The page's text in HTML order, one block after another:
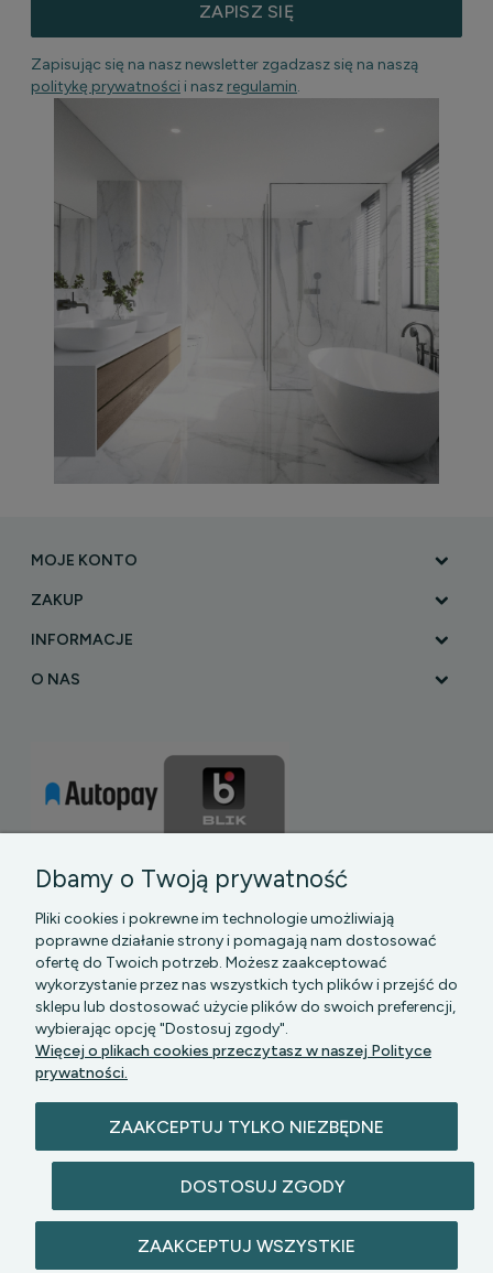
ZAPISZ SIĘ
Zapisując się na nasz newsletter zgadzasz się na naszą
politykę prywatności i nasz regulamin.
MOJE KONTO
ZAKUP
INFORMACJE
O NAS
PGK MAZOWSZE SP Z O.O.|| Bartycka 24-210B,
00-716 WARSZAWA, woj. mazowieckie || NIP:
zastrzeżone.
Dbamy o Twoją prywatność
Pliki cookies i pokrewne im technologie umożliwiają
poprawne działanie strony i pomagają nam dostosować
ofertę do Twoich potrzeb. Możesz zaakceptować
wykorzystanie przez nas wszystkich tych plików i przejść do
sklepu lub dostosować użycie plików do swoich preferencji,
wybierając opcję "Dostosuj zgody".
Więcej o plikach cookies przeczytasz w naszej Polityce
prywatności.
ZAAKCEPTUJ TYLKO NIEZBĘDNE
DOSTOSUJ ZGODY
ZAAKCEPTUJ WSZYSTKIE